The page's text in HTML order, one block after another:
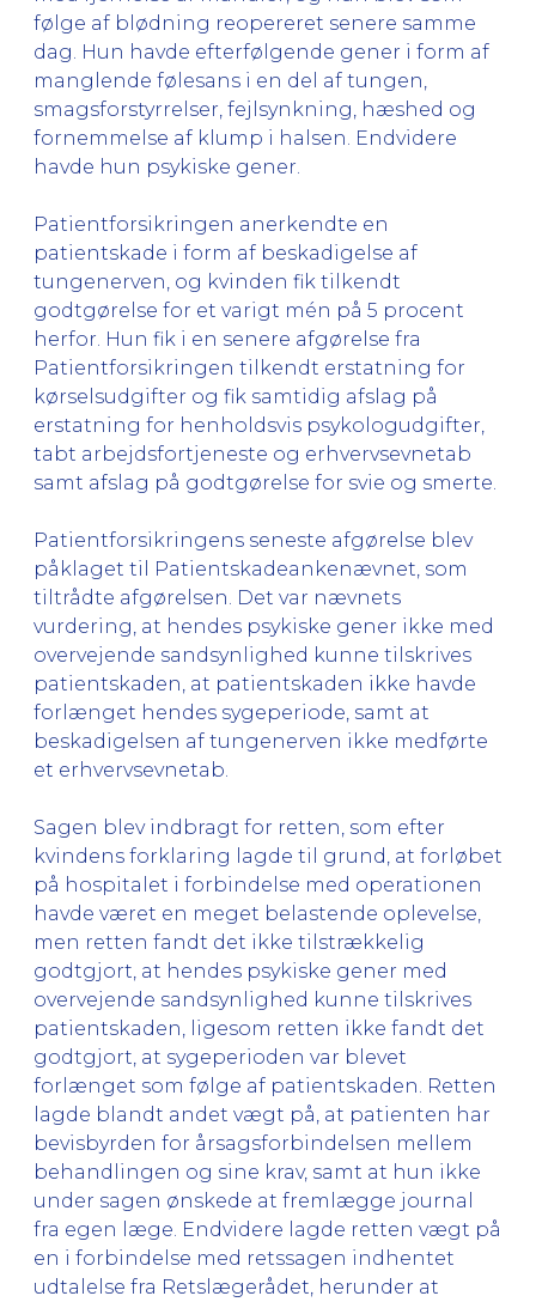
følge af blødning reopereret senere samme
dag. Hun havde efterfølgende gener i form af
manglende følesans i en del af tungen,
smagsforstyrrelser, fejlsynkning, hæshed og
fornemmelse af klump i halsen. Endvidere
havde hun psykiske gener.
Patientforsikringen anerkendte en
patientskade i form af beskadigelse af
tungenerven, og kvinden fik tilkendt
godtgørelse for et varigt mén på 5 procent
herfor. Hun fik i en senere afgørelse fra
Patientforsikringen tilkendt erstatning for
kørselsudgifter og fik samtidig afslag på
erstatning for henholdsvis psykologudgifter,
tabt arbejdsfortjeneste og erhvervsevnetab
samt afslag på godtgørelse for svie og smerte.
Patientforsikringens seneste afgørelse blev
påklaget til Patientskadeankenævnet, som
tiltrådte afgørelsen. Det var nævnets
vurdering, at hendes psykiske gener ikke med
overvejende sandsynlighed kunne tilskrives
patientskaden, at patientskaden ikke havde
forlænget hendes sygeperiode, samt at
beskadigelsen af tungenerven ikke medførte
et erhvervsevnetab.
Sagen blev indbragt for retten, som efter
kvindens forklaring lagde til grund, at forløbet
på hospitalet i forbindelse med operationen
havde været en meget belastende oplevelse,
men retten fandt det ikke tilstrækkelig
godtgjort, at hendes psykiske gener med
overvejende sandsynlighed kunne tilskrives
patientskaden, ligesom retten ikke fandt det
godtgjort, at sygeperioden var blevet
forlænget som følge af patientskaden. Retten
lagde blandt andet vægt på, at patienten har
bevisbyrden for årsagsforbindelsen mellem
behandlingen og sine krav, samt at hun ikke
under sagen ønskede at fremlægge journal
fra egen læge. Endvidere lagde retten vægt på
en i forbindelse med retssagen indhentet
udtalelse fra Retslægerådet, herunder at